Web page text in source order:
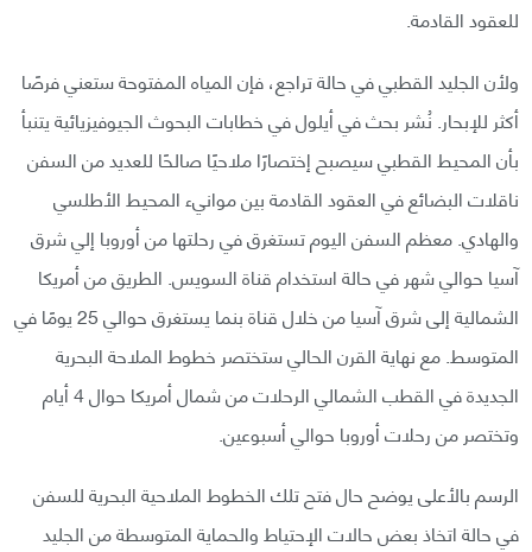
للعقود القادمة.
ولأن الجليد القطبي في حالة تراجع، فإن المياه المفتوحة ستعني فرصًا
أكثر للإبحار. نُشر بحث في أيلول في خطابات البحوث الجيوفيزيائية يتنبأ
بأن المحيط القطبي سيصبح إختصارًا ملاحيًا صالحًا للعديد من السفن
ناقلات البضائع في العقود القادمة بين موانيء المحيط الأطلسي
والهادي. معظم السفن اليوم تستغرق في رحلتها من أوروبا إلي شرق
آسيا حوالي شهر في حالة استخدام قناة السويس. الطريق من أمريكا
الشمالية إلى شرق آسيا من خلال قناة بنما يستغرق حوالي 25 يومًا في
المتوسط. مع نهاية القرن الحالي ستختصر خطوط الملاحة البحرية
الجديدة في القطب الشمالي الرحلات من شمال أمريكا حوال 4 أيام
وتختصر من رحلات أوروبا حوالي أسبوعين.
الرسم بالأعلى يوضح حال فتح تلك الخطوط الملاحية البحرية للسفن
في حالة اتخاذ بعض حالات الإحتياط والحماية المتوسطة من الجليد